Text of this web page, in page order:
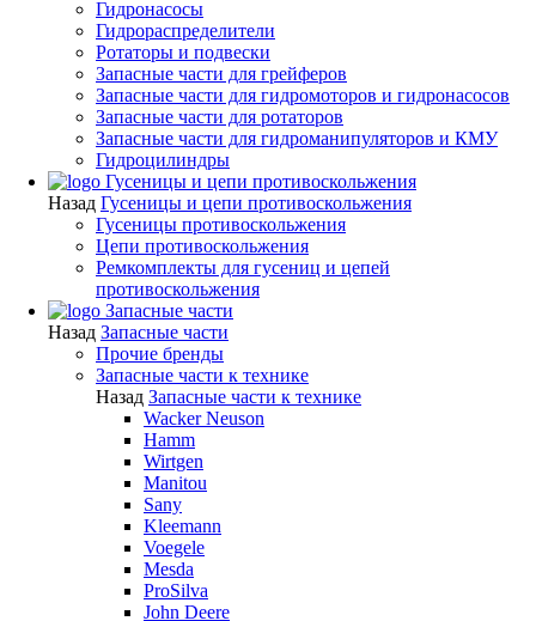
Гидронасосы
Гидрораспределители
Ротаторы и подвески
Запасные части для грейферов
Запасные части для гидромоторов и гидронасосов
Запасные части для ротаторов
Запасные части для гидроманипуляторов и КМУ
Гидроцилиндры
Гусеницы и цепи противоскольжения
Назад Гусеницы и цепи противоскольжения
Гусеницы противоскольжения
Цепи противоскольжения
Ремкомплекты для гусениц и цепей
противоскольжения
Запасные части
Назад Запасные части
Прочие бренды
Запасные части к технике
Назад Запасные части к технике
Wacker Neuson
Hamm
Wirtgen
Manitou
Sany
Kleemann
Voegele
Mesda
ProSilva
John Deere